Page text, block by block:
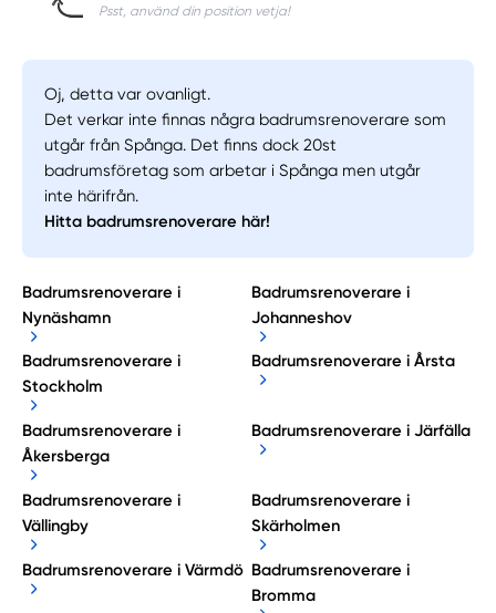
Psst, använd din position vetja!
Oj, detta var ovanligt.
Det verkar inte finnas några badrumsrenoverare som
utgår från Spånga. Det finns dock 20st
badrumsföretag som arbetar i Spånga men utgår
inte härifrån.
Hitta badrumsrenoverare här!
Badrumsrenoverare i
Nynäshamn
Badrumsrenoverare i
Johanneshov
Badrumsrenoverare i
Stockholm
Badrumsrenoverare i Årsta
Badrumsrenoverare i
Åkersberga
Badrumsrenoverare i Järfälla
Badrumsrenoverare i
Vällingby
Badrumsrenoverare i
Skärholmen
Badrumsrenoverare i Värmdö Badrumsrenoverare i
Bromma